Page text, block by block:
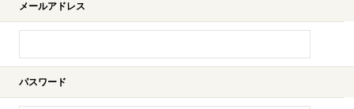
メールアドレス
パスワード